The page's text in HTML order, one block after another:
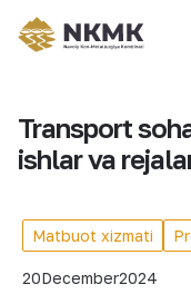
Transport
ishlar va
Matbuot xizmati
20December2024